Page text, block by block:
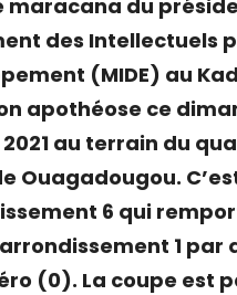
maracana du
des Intellectuels
(MIDE) au
apothéose ce
au terrain du
Ouagadougou.
6 qui
1
(0). La coupe est